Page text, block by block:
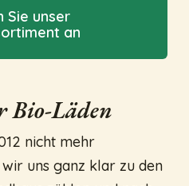
Sie unser
an
Bio-Läden
nicht mehr
uns ganz klar zu den